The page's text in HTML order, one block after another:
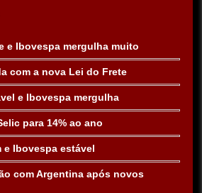
e Ibovespa mergulha muito
com a nova Lei do Frete
e Ibovespa mergulha
para 14% ao ano
e Ibovespa estável
com Argentina após novos